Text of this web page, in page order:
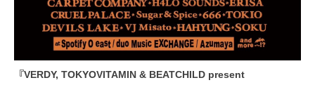
『VERDY, TOKYOVITAMIN & BEATCHILD present